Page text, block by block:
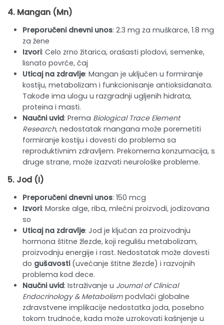
4. Mangan (Mn)
Preporučeni dnevni unos: 2.3 mg za muškarce, 1.8 mg
za žene
Izvori: Celo zrno žitarica, orašasti plodovi, semenke,
lisnato povrće, čaj
Uticaj na zdravlje: Mangan je uključen u formiranje
kostiju, metabolizam i funkcionisanje antioksidanata.
Takođe ima ulogu u razgradnji ugljenih hidrata,
proteina i masti.
Naučni uvid: Prema Biological Trace Element
Research, nedostatak mangana može poremetiti
formiranje kostiju i dovesti do problema sa
reproduktivnim zdravljem. Prekomerna konzumacija, s
druge strane, može izazvati neurološke probleme.
5. Jod (I)
Preporučeni dnevni unos: 150 mcg
Izvori: Morske alge, riba, mlečni proizvodi, jodizovana
so
Uticaj na zdravlje: Jod je ključan za proizvodnju
hormona štitne žlezde, koji regulišu metabolizam,
proizvodnju energije i rast. Nedostatak može dovesti
do gušavosti(uvećanje štitne žlezde) i razvojnih
problema kod dece.
Naučni uvid: Istraživanje u Journal of Clinical
Endocrinology & Metabolism podvlači globalne
zdravstvene implikacije nedostatka joda, posebno
tokom trudnoće, kada može uzrokovati kašnjenje u